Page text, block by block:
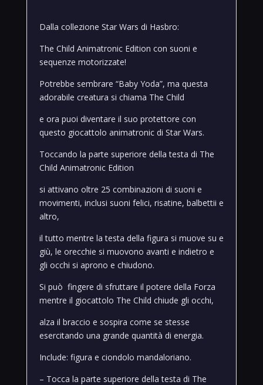
Dalla collezione Star Wars di Hasbro:
The Child Animatronic Edition con suoni e
sequenze motorizzate!
Potrebbe sembrare “Baby Yoda”, ma questa
adorabile creatura si chiama The Child
e ora puoi diventare il suo protettore con
questo giocattolo animatronic di Star Wars.
Toccando la parte superiore della testa di The
Child Animatronic Edition
si attivano oltre 25 combinazioni di suoni e
movimenti, inclusi suoni felici, risatine, balbettii e
altro,
il tutto mentre la testa della figura si muove su e
giù, le orecchie si muovono avanti e indietro e
gli occhi si aprono e chiudono.
Si può fingere di sfruttare il potere della Forza
mentre il giocattolo The Child chiude gli occhi,
alza il braccio e sospira come se stesse
esercitando una grande quantità di energia.
Include: figura e ciondolo mandaloriano.
– Tocca la parte superiore della testa di The